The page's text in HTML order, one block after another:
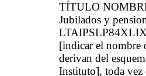
TÍTULO
Jubilados y
[indicar el nombre
derivan del
Instituto], toda vez